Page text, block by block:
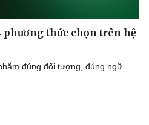
phương thức chọn trên hệ
đúng đối tượng, đúng ngữ